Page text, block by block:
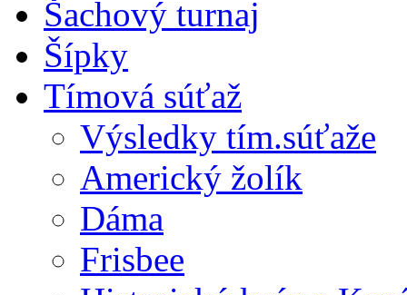
Šachový turnaj
Šípky
Tímová súťaž
Výsledky tím.súťaže
Americký žolík
Dáma
Frisbee